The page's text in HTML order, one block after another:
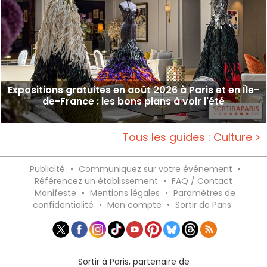
Expositions gratuites en août 2026 à Paris et en Île-
de-France : les bons plans à voir l'été
Tous les guides : Culture >
Publicité • Communiquez sur votre événement •
Référencez un établissement • FAQ / Contact
Manifeste • Mentions légales • Paramètres de
confidentialité • Mon compte • Sortir de Paris
Sortir à Paris, partenaire de